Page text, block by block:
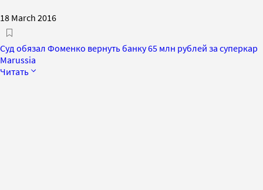
18 March 2016
Суд обязал Фоменко вернуть банку 65 млн рублей за суперкар
Marussia
Читать